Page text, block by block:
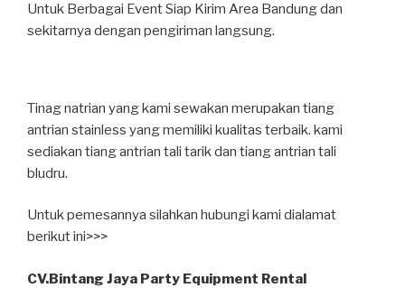
Untuk Berbagai Event Siap Kirim Area Bandung dan
sekitarnya dengan pengiriman langsung.
Tinag natrian yang kami sewakan merupakan tiang
antrian stainless yang memiliki kualitas terbaik. kami
sediakan tiang antrian tali tarik dan tiang antrian tali
bludru.
Untuk pemesannya silahkan hubungi kami dialamat
berikut ini>>>
CV.Bintang Jaya Party Equipment Rental